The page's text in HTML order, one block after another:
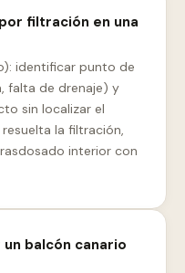
filtración en una
identificar punto de
falta de drenaje) y
sin localizar el
la filtración,
interior con
balcón canario